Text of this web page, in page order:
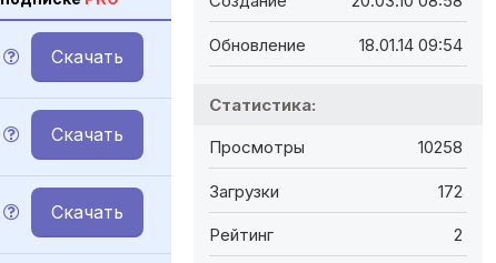
Скачать
Скачать
Скачать
Обновление 18.01.14 09:54
Статистика:
Просмотры 10258
Загрузки 172
Рейтинг 2